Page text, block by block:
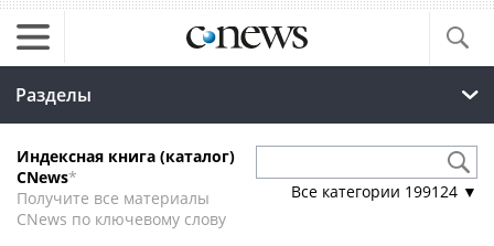
Разделы
Индексная книга (каталог)
CNews*
Получите все материалы
CNews по ключевому слову
Все категории 199124 ▼